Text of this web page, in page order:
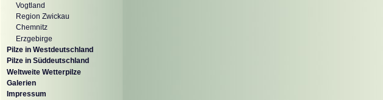
Vogtland
Region Zwickau
Chemnitz
Erzgebirge
Pilze in Westdeutschland
Pilze in Süddeutschland
Weltweite Wetterpilze
Galerien
Impressum